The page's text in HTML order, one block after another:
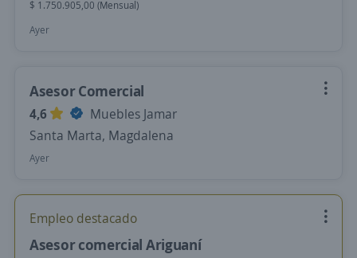
$ 1.750.905,00 (Mensual)
Ayer
Asesor Comercial
4,6
Muebles Jamar
Santa Marta, Magdalena
Ayer
Empleo destacado
Asesor comercial Ariguaní